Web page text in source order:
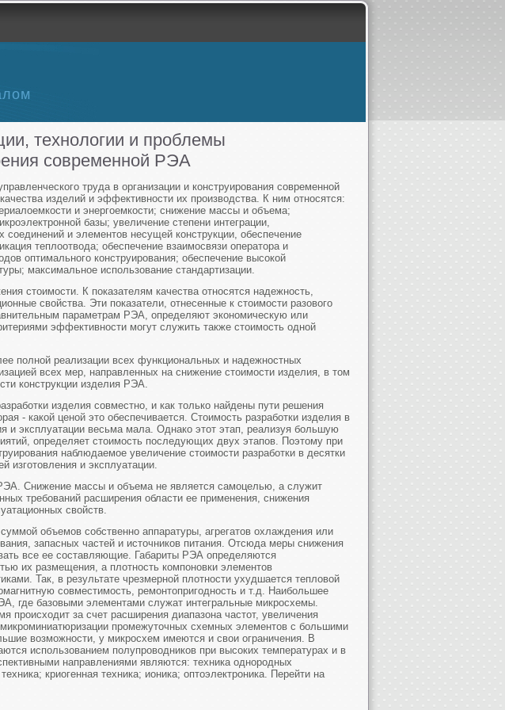
технологии и проблемы
современной РЭА
труда в организации и конструирования современной
изделий и эффективности их производства. К ним относятся:
и энергоемкости; снижение массы и объема;
базы; увеличение степени интеграции,
и элементов несущей конструкции, обеспечение
теплоотвода; обеспечение взаимосвязи оператора и
оптимального конструирования; обеспечение высокой
максимальное использование стандартизации.
стоимости. К показателям качества относятся надежность,
свойства. Эти показатели, отнесенные к стоимости разового
параметрам РЭА, определяют экономическую или
эффективности могут служить также стоимость одной
полной реализации всех функциональных и надежностных
всех мер, направленных на снижение стоимости изделия, в том
конструкции изделия РЭА.
изделия совместно, и как только найдены пути решения
- какой ценой это обеспечивается. Стоимость разработки изделия в
и эксплуатации весьма мала. Однако этот этап, реализуя большую
определяет стоимость последующих двух этапов. Поэтому при
наблюдаемое увеличение стоимости разработки в десятки
изготовления и эксплуатации.
Снижение массы и объема не является самоцелью, а служит
требований расширения области ее применения, снижения
свойств.
объемов собственно аппаратуры, агрегатов охлаждения или
запасных частей и источников питания. Отсюда меры снижения
все ее составляющие. Габариты РЭА определяются
их размещения, а плотность компоновки элементов
Так, в результате чрезмерной плотности ухудшается тепловой
совместимость, ремонтопригодность и т.д. Наибольшее
где базовыми элементами служат интегральные микросхемы.
происходит за счет расширения диапазона частот, увеличения
промежуточных схемных элементов с большими
возможности, у микросхем имеются и свои ограничения. В
использованием полупроводников при высоких температурах и в
направлениями являются: техника однородных
криогенная техника; ионика; оптоэлектроника. Перейти на